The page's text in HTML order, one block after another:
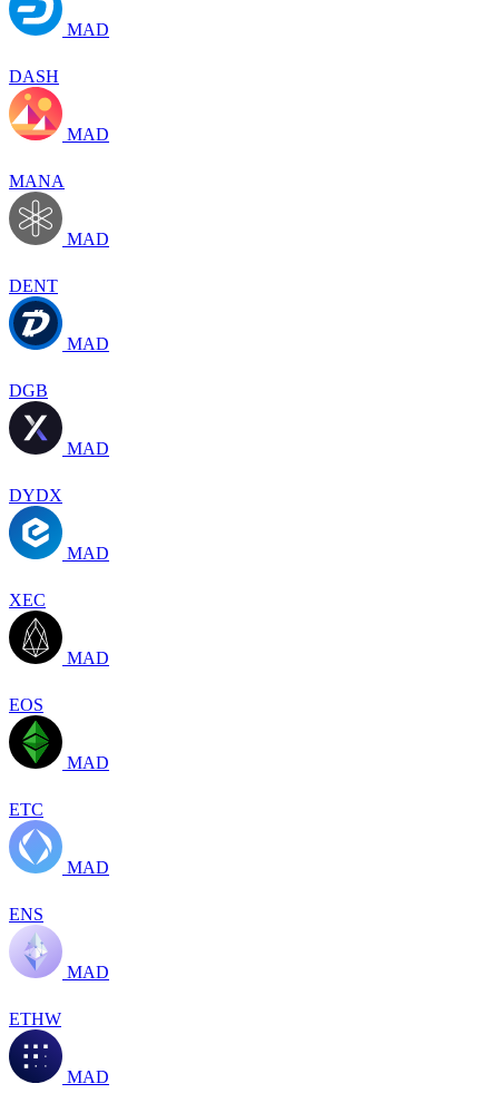
MAD
DASH
MAD
MANA
MAD
DENT
MAD
DGB
MAD
DYDX
MAD
XEC
MAD
EOS
MAD
ETC
MAD
ENS
MAD
ETHW
MAD